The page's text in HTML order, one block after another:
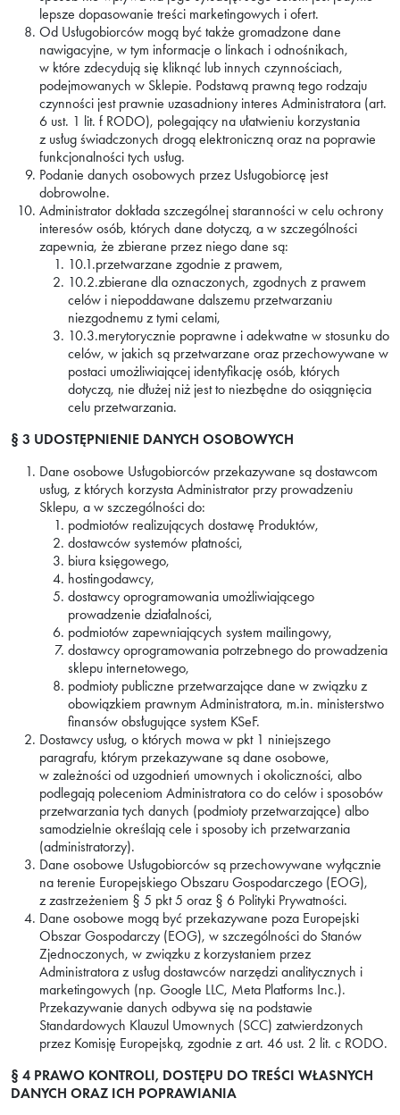
lepsze dopasowanie treści marketingowych i ofert.
Od Usługobiorców mogą być także gromadzone dane
nawigacyjne, w tym informacje o linkach i odnośnikach,
w które zdecydują się kliknąć lub innych czynnościach,
podejmowanych w Sklepie. Podstawą prawną tego rodzaju
czynności jest prawnie uzasadniony interes Administratora (art.
6 ust. 1 lit. f RODO), polegający na ułatwieniu korzystania
z usług świadczonych drogą elektroniczną oraz na poprawie
funkcjonalności tych usług.
Podanie danych osobowych przez Usługobiorcę jest
dobrowolne.
Administrator dokłada szczególnej staranności w celu ochrony
interesów osób, których dane dotyczą, a w szczególności
zapewnia, że zbierane przez niego dane są:
10.1.przetwarzane zgodnie z prawem,
10.2.zbierane dla oznaczonych, zgodnych z prawem
celów i niepoddawane dalszemu przetwarzaniu
niezgodnemu z tymi celami,
10.3.merytorycznie poprawne i adekwatne w stosunku do
celów, w jakich są przetwarzane oraz przechowywane w
postaci umożliwiającej identyfikację osób, których
dotyczą, nie dłużej niż jest to niezbędne do osiągnięcia
celu przetwarzania.
§ 3 UDOSTĘPNIENIE DANYCH OSOBOWYCH
Dane osobowe Usługobiorców przekazywane są dostawcom
usług, z których korzysta Administrator przy prowadzeniu
Sklepu, a w szczególności do:
podmiotów realizujących dostawę Produktów,
dostawców systemów płatności,
biura księgowego,
hostingodawcy,
dostawcy oprogramowania umożliwiającego
prowadzenie działalności,
podmiotów zapewniających system mailingowy,
dostawcy oprogramowania potrzebnego do prowadzenia
sklepu internetowego,
podmioty publiczne przetwarzające dane w związku z
obowiązkiem prawnym Administratora, m.in. ministerstwo
finansów obsługujące system KSeF.
Dostawcy usług, o których mowa w pkt 1 niniejszego
paragrafu, którym przekazywane są dane osobowe,
w zależności od uzgodnień umownych i okoliczności, albo
podlegają poleceniom Administratora co do celów i sposobów
przetwarzania tych danych (podmioty przetwarzające) albo
samodzielnie określają cele i sposoby ich przetwarzania
(administratorzy).
Dane osobowe Usługobiorców są przechowywane wyłącznie
na terenie Europejskiego Obszaru Gospodarczego (EOG),
z zastrzeżeniem § 5 pkt 5 oraz § 6 Polityki Prywatności.
Dane osobowe mogą być przekazywane poza Europejski
Obszar Gospodarczy (EOG), w szczególności do Stanów
Zjednoczonych, w związku z korzystaniem przez
Administratora z usług dostawców narzędzi analitycznych i
marketingowych (np. Google LLC, Meta Platforms Inc.).
Przekazywanie danych odbywa się na podstawie
Standardowych Klauzul Umownych (SCC) zatwierdzonych
przez Komisję Europejską, zgodnie z art. 46 ust. 2 lit. c RODO.
§ 4 PRAWO KONTROLI, DOSTĘPU DO TREŚCI WŁASNYCH
DANYCH ORAZ ICH POPRAWIANIA